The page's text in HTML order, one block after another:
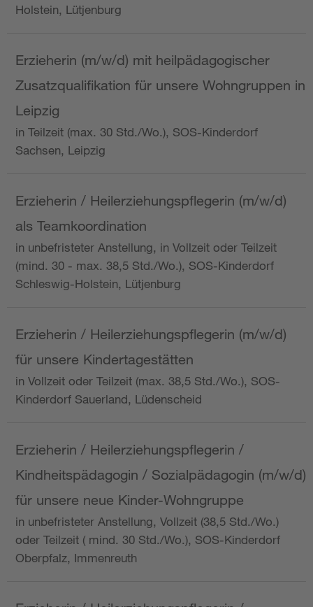
Holstein, Lütjenburg
Erzieherin (m/w/d) mit heilpädagogischer
Zusatzqualifikation für unsere Wohngruppen in
Leipzig
in Teilzeit (max. 30 Std./Wo.), SOS-Kinderdorf
Sachsen, Leipzig
Erzieherin / Heilerziehungspflegerin (m/w/d)
als Teamkoordination
in unbefristeter Anstellung, in Vollzeit oder Teilzeit
(mind. 30 - max. 38,5 Std./Wo.), SOS-Kinderdorf
Schleswig-Holstein, Lütjenburg
Erzieherin / Heilerziehungspflegerin (m/w/d)
für unsere Kindertagestätten
in Vollzeit oder Teilzeit (max. 38,5 Std./Wo.), SOS-
Kinderdorf Sauerland, Lüdenscheid
Erzieherin / Heilerziehungspflegerin /
Kindheitspädagogin / Sozialpädagogin (m/w/d)
für unsere neue Kinder-Wohngruppe
in unbefristeter Anstellung, Vollzeit (38,5 Std./Wo.)
oder Teilzeit ( mind. 30 Std./Wo.), SOS-Kinderdorf
Oberpfalz, Immenreuth